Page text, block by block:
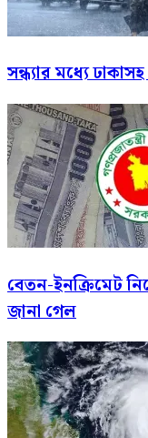
সন্ধ্যার মধ্যে
বেতন-ইনক্রিমেট
জানা গেল